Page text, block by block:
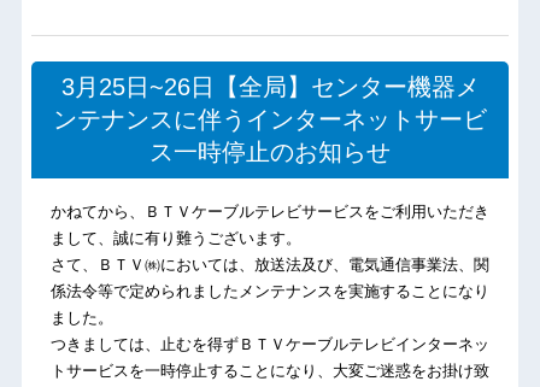
3月25日~26日【全局】センター機器メ
ンテナンスに伴うインターネットサービ
ス一時停止のお知らせ
かねてから、ＢＴＶケーブルテレビサービスをご利用いただき
まして、誠に有り難うございます。
さて、ＢＴＶ㈱においては、放送法及び、電気通信事業法、関
係法令等で定められましたメンテナンスを実施することになり
ました。
つきましては、止むを得ずＢＴＶケーブルテレビインターネッ
トサービスを一時停止することになり、大変ご迷惑をお掛け致